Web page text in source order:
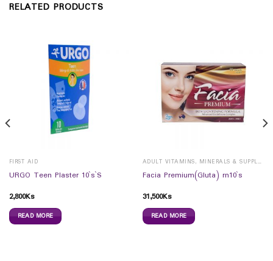
RELATED PRODUCTS
FIRST AID
URGO Teen Plaster 10`s`S
2,800Ks
READ MORE
ADULT VITAMINS, MINERALS & SUPPLEMENTS
Facia Premium(Gluta) rn10`s
31,500Ks
READ MORE